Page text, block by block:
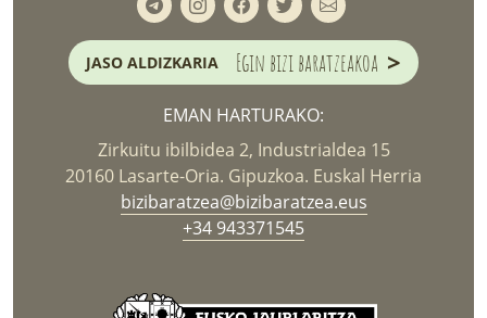
JASO ALDIZKARIA Egin bizi baratzeakoa >
EMAN HARTURAKO:
Zirkuitu ibilbidea 2, Industrialdea 15
20160 Lasarte-Oria. Gipuzkoa. Euskal Herria
bizibaratzea@bizibaratzea.eus
+34 943371545